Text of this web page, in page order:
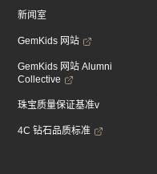
新闻室
GemKids 网站
GemKids 网站 Alumni
Collective
珠宝质量保证基准v
4C 钻石品质标准